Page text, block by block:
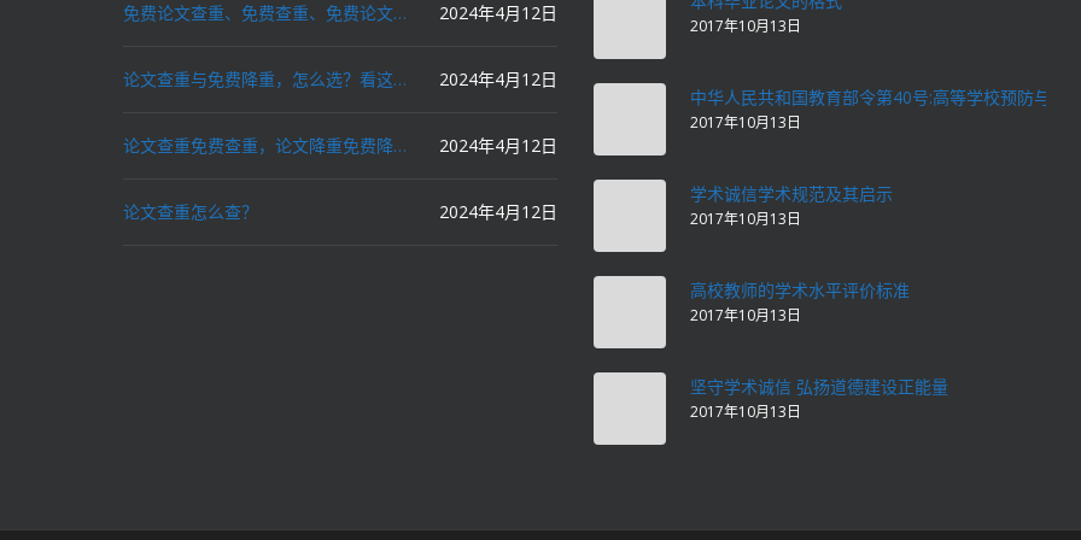
免费论文查重、免费查重、免费论文降重、免费降重、智能降重、一键降重、降低AIGC写作率、AI写论文，这些名词你了解吗？ 2024年4月12日
论文查重与免费降重，怎么选？看这里就对了！ 2024年4月12日
论文查重免费查重，论文降重免费降重，机器降重，人工降重，降低AIGC写作率，ai写论文，都要选论文狗和paperdog以及文思慧达！ 2024年4月12日
论文查重怎么查？ 2024年4月12日
2017年10月13日
中华人民共和国教育部令第40号:高等学校预防与处
2017年10月13日
学术诚信学术规范及其启示
2017年10月13日
高校教师的学术水平评价标准
2017年10月13日
坚守学术诚信 弘扬道德建设正能量
2017年10月13日